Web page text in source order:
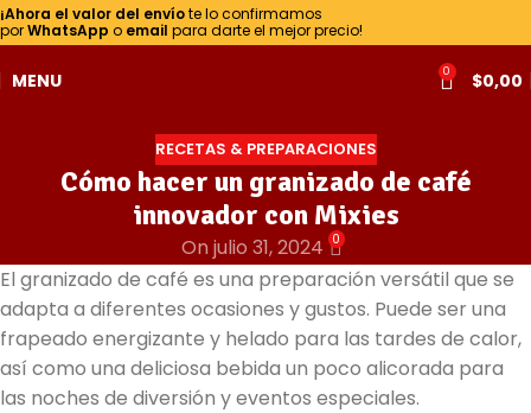
¡Ahora el valor del envíote lo confirmamos
porWhatsApp o email para darte el mejor precio!
MENU 0 $0,00
RECETAS & PREPARACIONES
Cómo hacer un granizado de café
innovador con Mixies
On julio 31, 2024 0
El granizado de café es una preparación versátil que se
adapta a diferentes ocasiones y gustos. Puede ser una
frapeado energizante y helado para las tardes de calor,
así como una deliciosa bebida un poco alicorada para
las noches de diversión y eventos especiales.